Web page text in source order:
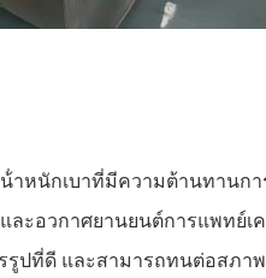
าหนักเบาที่มีความต้านทานก
ะอวกาศยานยนต์การแพทย์
รูปที่ดี และสามารถทนต่อสภา